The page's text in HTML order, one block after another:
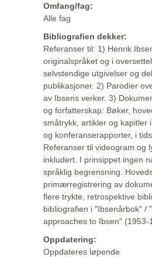
Omfang/fag:
Alle fag
Bibliografien dekker:
Referanser til: 1) Henrik
originalspråket og i
selvstendige utgivelser og
publikasjoner. 2) Parodier
av Ibsens verker. 3)
og forfatterskap: Bøker,
småtrykk, artikler og kapitler
og konferanserapporter, i
Referanser til videogram og
inkludert. I prinsippet ingen
språklig begrensning.
primærregistrering av
flere trykte, retrospektive
bibliografien i "Ibsenårbok" /
approaches to Ibsen" (1953-
Oppdatering:
Oppdateres løpende